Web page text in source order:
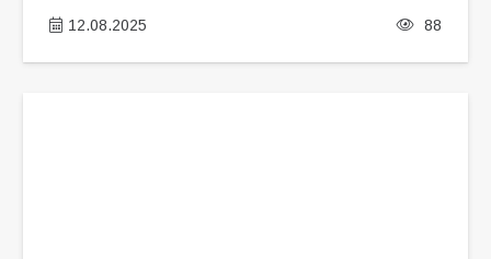
12.08.2025 88